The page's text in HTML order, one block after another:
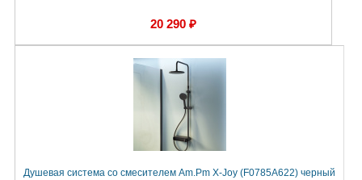
20 290 ₽
Душевая система со смесителем Am.Pm X-Joy (F0785A622) черный